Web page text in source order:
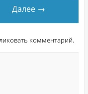
Далее →
комментарий.